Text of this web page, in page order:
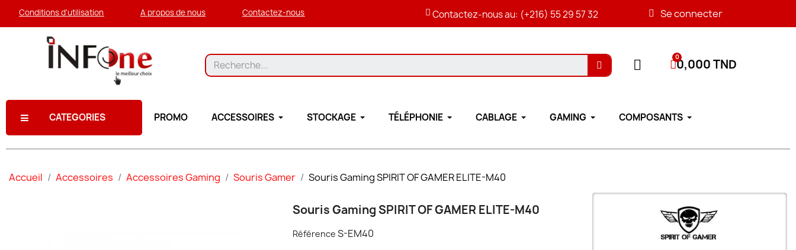
Conditions d'utilisation A propos de nous Contactez-nous Contactez-nous au: (+216) 55 29 57 32 Se connecter
0,000 TND
CATEGORIES PROMO ACCESSOIRES STOCKAGE TÉLÉPHONIE CABLAGE GAMING COMPOSANTS
Accueil Accessoires Accessoires Gaming Souris Gamer Souris Gaming SPIRIT OF GAMER ELITE-M40
Souris Gaming SPIRIT OF GAMER ELITE-M40
Référence S-EM40